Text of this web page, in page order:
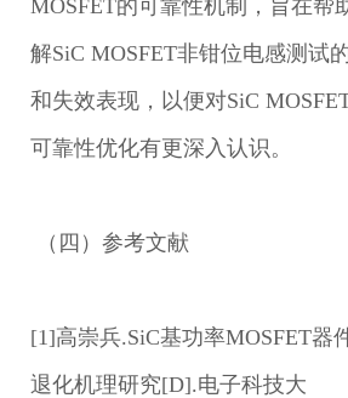
MOSFET的可靠性机制，旨在帮
解SiC MOSFET非钳位电感测试
和失效表现，以便对SiC
可靠性优化有更深入认识。
（四）参考文献
[1]高崇兵.SiC基功率MOSFET器
退化机理研究[D].电子科技大